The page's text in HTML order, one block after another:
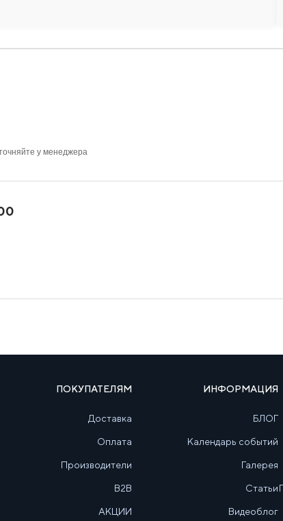
у менеджера
ПОКУПАТЕЛЯМ
Доставка
Оплата
Производители
B2B
АКЦИИ
ИНФОРМАЦИЯ
БЛОГ
Календарь событий
Галерея
Статьи
Видеоблог